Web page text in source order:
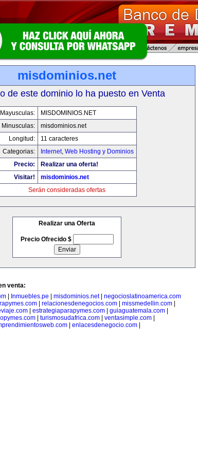
misdominios.net
de este dominio lo ha puesto en Venta
Mayusculas:
MISDOMINIOS.NET
Minusculas:
misdominios.net
Longitud:
11 caracteres
Categorias:
Internet, Web Hosting y Dominios
Precio:
Realizar una oferta!
Visitar!
misdominios.net
Serán consideradas ofertas
Realizar una Oferta
Precio Ofrecido $
venta:
Inmuebles.pe misdominios.net| negocioslatinoamerica.com
relacionesdenegocios.com missmedellin.com
| estrategiaparapymes.com| guiaguatemala.com|
turismosudafrica.com ventasimple.com
enlacesdenegocio.com